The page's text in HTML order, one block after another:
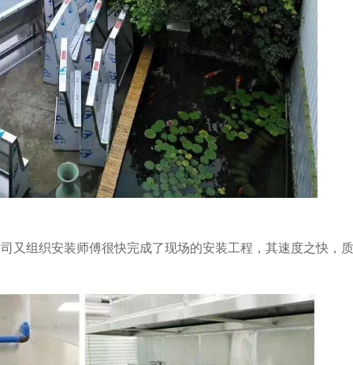
安装师傅很快完成了现场的安装工程，其速度之快，质